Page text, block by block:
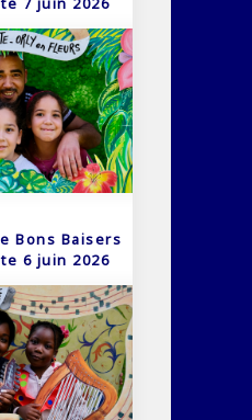
Bons Baisers
6 juin 2026